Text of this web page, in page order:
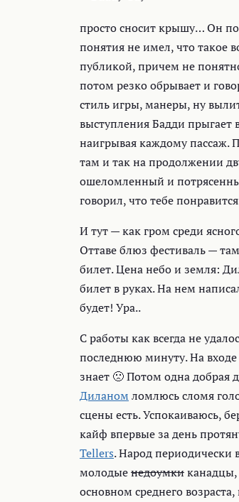
просто сносит крышу… Он
понятия не имел, что такое
публикой, причем не
потом резко обрывает и
стиль игры, манеры, ну
выступления Бадди прыгает
наигрывая каждому пассаж.
там и так на продолжении
ошеломленный и
говорил, что тебе
И тут — как гром среди
Оттаве блюз фестиваль —
билет. Цена небо и земля:
билет в руках. На нем
будет! Ура..
С работы как всегда не
последнюю минуту. На входе
знает 🙁 Потом одна добрая
Диланомломлюсь сломя
сцены есть. Успокаиваюсь,
кайф впервые за день
Tellers. Народ периодически
молодыенедоумкиканадцы,
основном среднего